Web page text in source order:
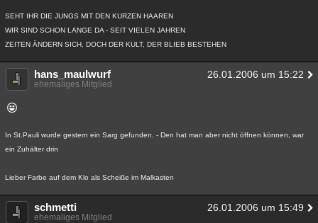
SEHT IHR DIE JUNGS MIT DEN KURZEN HAAREN
WIR SIND SCHON LANGE DA - SEIT VIELEN JAHREN
ZEITEN ÄNDERN SICH, DOCH DER KULT, DER BLIEB BESTEHEN
hans_maulwurf 26.01.2006 um 15:22
ehemaliges Mitglied
In St.Pauli wurde gestern ein Sarg gefunden. - Den hat man aber nicht öffnen können, war
ein Zuhälter drin
Lieber Farbe auf dem Klo als Scheiße im Malkasten
schmetti 26.01.2006 um 15:49
ehemaliges Mitglied